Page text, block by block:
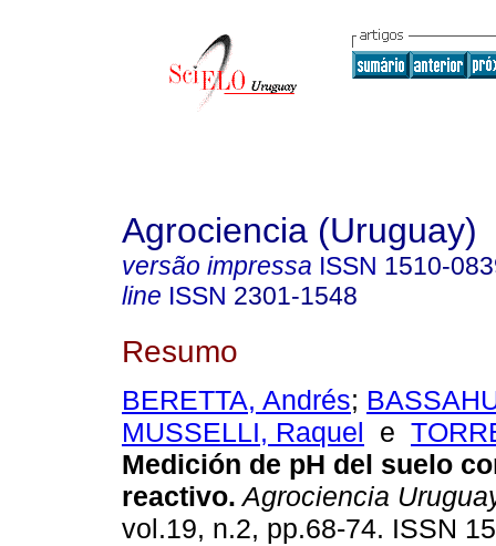
Agrociencia (Uruguay)
versão impressa ISSN 1510-
line ISSN 2301-1548
Resumo
BERETTA, Andrés;
MUSSELLI, Raquel e
Medición de pH del suelo
reactivo. Agrociencia
vol.19, n.2, pp.68-74. ISSN